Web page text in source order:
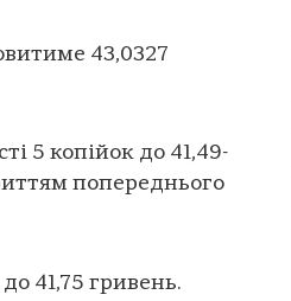
43,0327
5 копійок до 41,49-
попереднього
41,75 гривень.